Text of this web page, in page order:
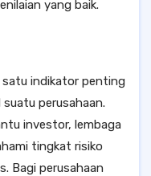
yang baik.
satu indikator penting
perusahaan.
investor, lembaga
tingkat risiko
Bagi perusahaan